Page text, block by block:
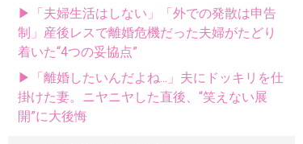
▶「夫婦生活はしない」「外での発散は申告
制」産後レスで離婚危機だった夫婦がたどり
着いた“4つの妥協点”
▶「離婚したいんだよね...」夫にドッキリを仕
掛けた妻。ニヤニヤした直後、“笑えない展
開”に大後悔